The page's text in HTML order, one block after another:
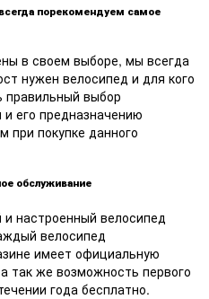
порекомендуем самое
в своем выборе, мы всегда
нужен велосипед и для кого
правильный выбор
его предназначению
при покупке данного
обслуживание
настроенный велосипед
велосипед
имеет официальную
так же возможность первого
года бесплатно.